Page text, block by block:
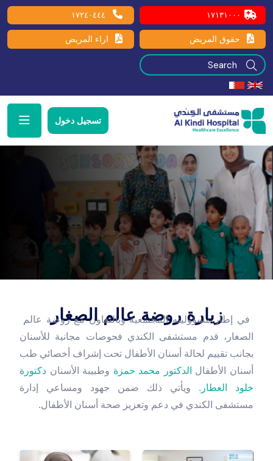
١٧١٣١٠٠٠ ١٧٢٤٠٤٤٤
حقوق المريض اراء المريض
تسجيل دخول
زيارة روضة عالم الصغار
الصغار، قدم مستشفى الكندي فحوصات مجانية للأسنان
بجانب تقييم لحالة أسنان الأطفال تحت إشراف أخصائي طب
أسنان الأطفال
الدكتور محمد حمزة وطبيبة الأسنان دكتورة
خلود العطار . ويأتي ذلك ضمن جهود ومساعي إدارة
مستشفى الكندي في دعم وتعزيز صحة أسنان الأطفال.